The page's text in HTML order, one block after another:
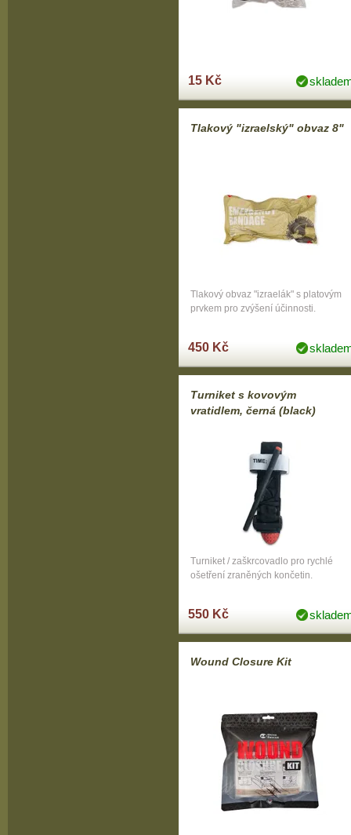
15 Kč
Tlakový "izraelský" obvaz 8"
Tlakový obvaz "izraelák" s platovým
prvkem pro zvýšení účinnosti.
450 Kč
Turniket s kovovým
vratidlem, černá (black)
Turniket / zaškrcovadlo pro rychlé
ošetření zraněných končetin.
550 Kč
Wound Closure Kit